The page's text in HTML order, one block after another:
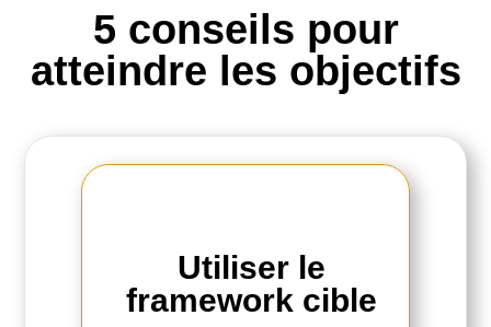
5 conseils pour
atteindre les objectifs
Utiliser le
framework cible